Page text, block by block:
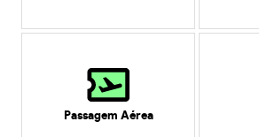
Passagem Aérea